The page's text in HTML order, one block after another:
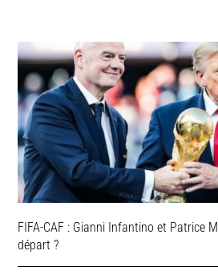
FIFA-CAF : Gianni Infantino et Patrice
départ ?